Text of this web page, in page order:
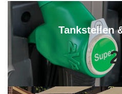
Tankstellen
2